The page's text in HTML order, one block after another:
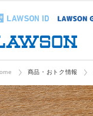
商品・おトク情報